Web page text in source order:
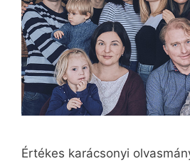
Értékes karácsonyi